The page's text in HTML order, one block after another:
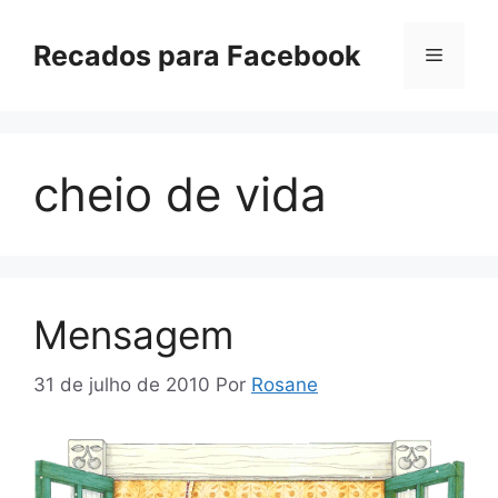
paraRecados para Facebook Menu
cheio de vida
Mensagem
31 de julho de 2010 Por Rosane